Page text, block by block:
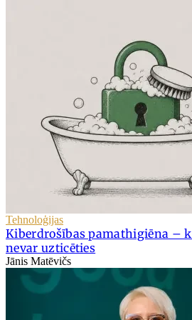
Tehnoloģijas
Kiberdrošības pamathigiēna –
nevar uzticēties
Jānis Matēvičs